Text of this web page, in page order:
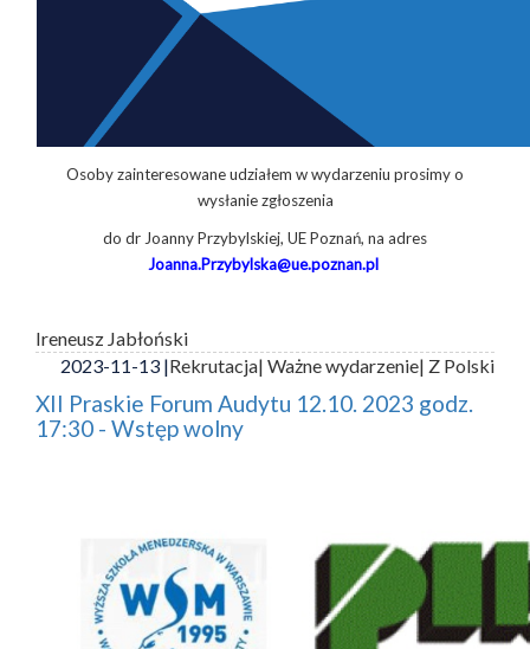
Osoby zainteresowane udziałem w wydarzeniu prosimy o
wysłanie zgłoszenia
do dr Joanny Przybylskiej, UE Poznań, na adres
Joanna.Przybylska@ue.poznan.pl
Ireneusz Jabłoński
2023-11-13 |Rekrutacja| Ważne wydarzenie| Z Polski
XII Praskie Forum Audytu 12.10. 2023 godz.
17:30 - Wstęp wolny